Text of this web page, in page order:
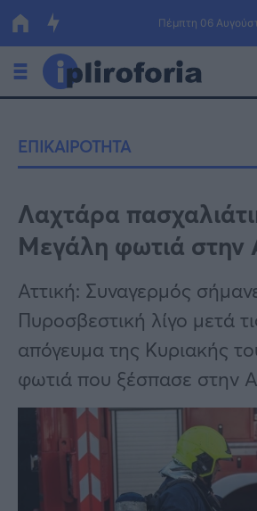
Πέμπτη 06
Οικονομία
Πολιτική
Τράπεζες
Επιδοτήσεις
ΕΣΠΑ
Κόσμος
Lifestyle
Αθλητικά
Υγεία
Γυναίκα
Καιρός
ΕΠΙΚΑΙΡΟΤΗΤΑ
Λαχτάρα
Μεγάλη φωτιά στην
Αττική: Συναγερμός
Πυροσβεστική λίγο μετά
απόγευμα της Κυριακής
φωτιά που ξέσπασε στην